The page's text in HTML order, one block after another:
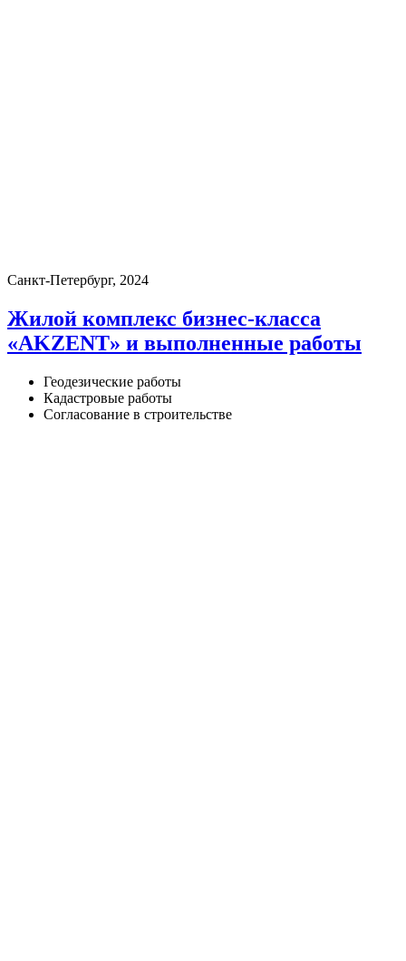
Санкт-Петербург, 2024
Жилой комплекс бизнес-класса
«AKZENT» и выполненные работы
Геодезические работы
Кадастровые работы
Согласование в строительстве